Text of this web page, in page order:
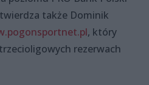
także Dominik
, który
rezerwach